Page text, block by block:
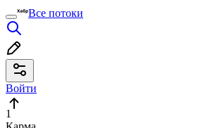
Все потоки
Войти
1